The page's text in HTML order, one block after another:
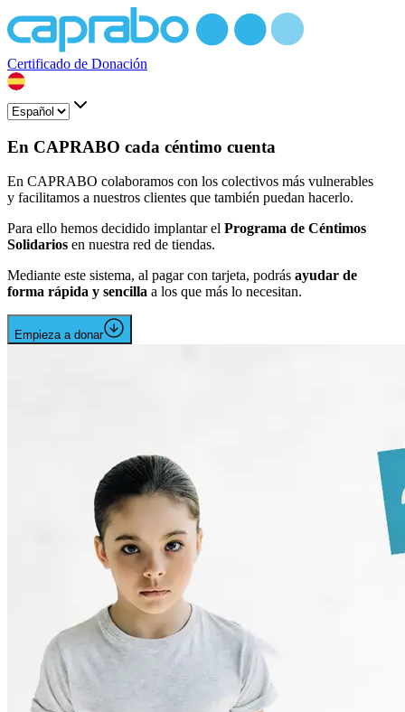
Certificado de Donación
En CAPRABO cada céntimo cuenta
En CAPRABO colaboramos con los colectivos más vulnerables
y facilitamos a nuestros clientes que también puedan hacerlo.
Para ello hemos decidido implantar el Programa de Céntimos
Solidarios en nuestra red de tiendas.
Mediante este sistema, al pagar con tarjeta, podrás ayudar de
forma rápida y sencilla a los que más lo necesitan.
Empieza a donar